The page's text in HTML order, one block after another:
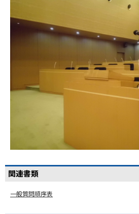
関連書類
一般質問順序表